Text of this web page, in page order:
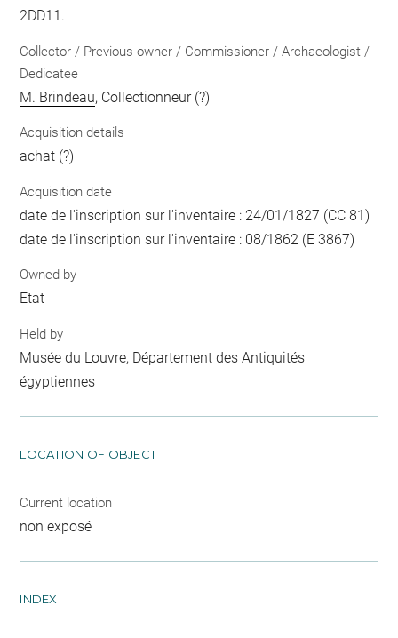
2DD11.
Collector / Previous owner / Commissioner / Archaeologist /
Dedicatee
M. Brindeau, Collectionneur (?)
Acquisition details
achat (?)
Acquisition date
date de l'inscription sur l'inventaire : 24/01/1827 (CC 81)
date de l'inscription sur l'inventaire : 08/1862 (E 3867)
Owned by
Etat
Held by
Musée du Louvre, Département des Antiquités
égyptiennes
LOCATION OF OBJECT
Current location
non exposé
INDEX